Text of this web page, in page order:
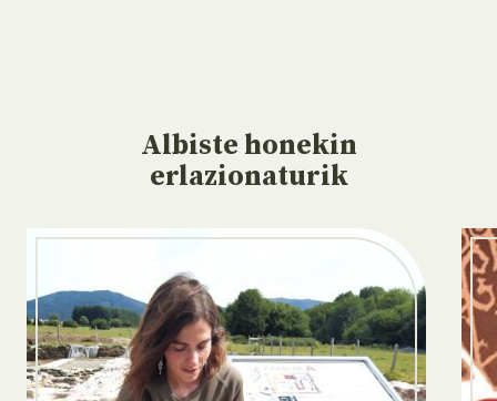
Albiste honekin
erlazionaturik